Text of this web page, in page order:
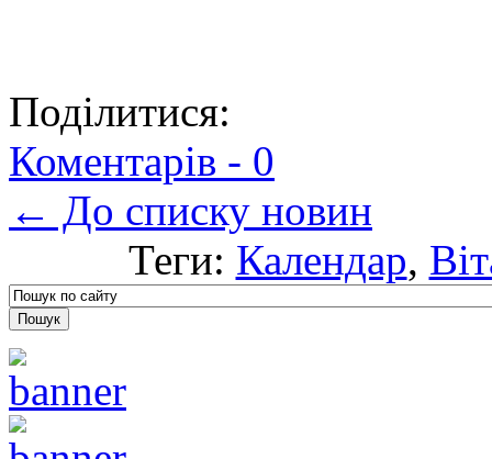
Поділитися:
Коментарів - 0
← До списку новин
Теги: Календар,